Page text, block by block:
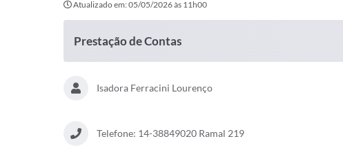
Atualizado em: 05/05/2026 às 11h00
Prestação de Contas
Isadora Ferracini Lourenço
Telefone: 14-38849020 Ramal 219